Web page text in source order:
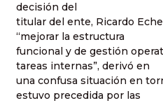
decisión del
titular del ente, Ricardo
“mejorar la estructura
funcional y de gestión
tareas internas”, derivó en
una confusa situación en
estuvo precedida por las